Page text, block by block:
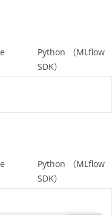
Python （MLflow
SDK）
Python （MLflow
SDK）